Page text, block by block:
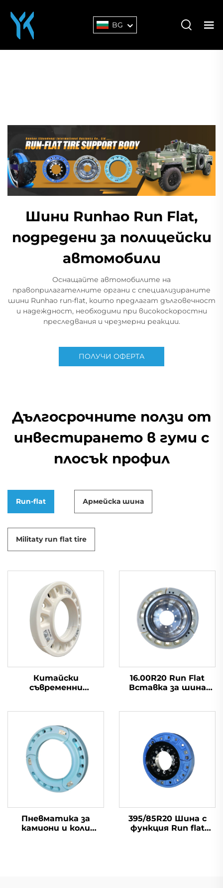
BG
Шини Runhao Run Flat,
подредени за полицейски
автомобили
Оснащайте автомобилите на
правоприлагателните органи с специализираните
шини Runhao run-flat, които предлагат дълговечност
и надеждност, необходими при високоскоростни
преследвания и чрезмерни реакции.
ПОЛУЧИ ОФЕРТА
Дългосрочните ползи от
инвестирането в гуми с
плосък профил
Run-flat Армейска шина
Militaty run flat tire
Китайски
съвременни
вътрешна
поддържаща
конструкция, нови
условия
16.00R20 Run Flat
Вставка за шина
Пневматика за
камиони и коли
395/85R20 Шина с
функция Run flat